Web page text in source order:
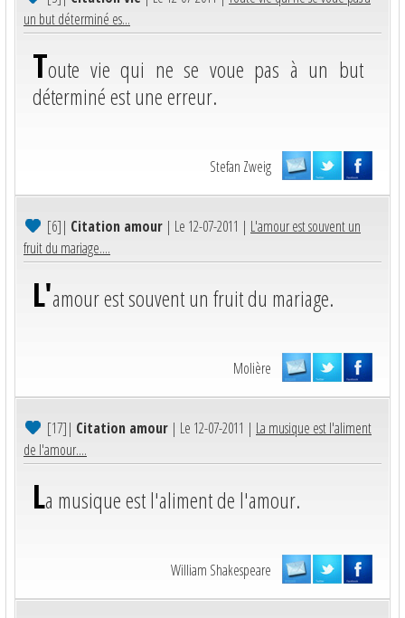
un but déterminé es...
Toute vie qui ne se voue pas à un but
déterminé est une erreur.
Stefan Zweig
[6]| Citation amour | Le 12-07-2011 | L'amour est souvent un
fruit du mariage....
L'amour est souvent un fruit du mariage.
Molière
[17]| Citation amour | Le 12-07-2011 | La musique est l'aliment
de l'amour....
La musique est l'aliment de l'amour.
William Shakespeare